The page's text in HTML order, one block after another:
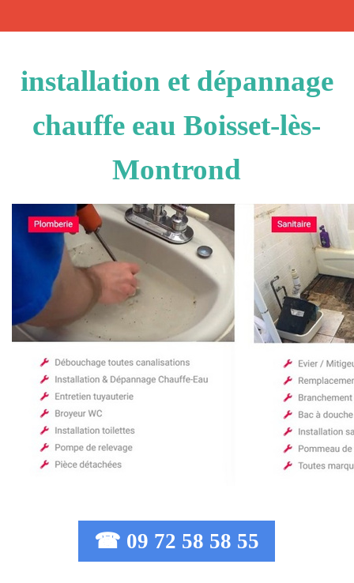
installation et dépannage
chauffe eau Boisset-lès-
Montrond
☎ 09 72 58 58 55